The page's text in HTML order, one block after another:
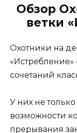
Обзор
ветки
Охотники на
сочетаний
У них не
возможности
прерывания